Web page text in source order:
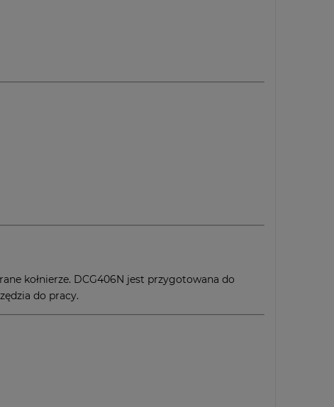
kołnierze. DCG406N jest przygotowana do
do pracy.